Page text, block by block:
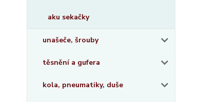
aku sekačky
unašeče, šrouby
těsnění a gufera
kola, pneumatiky, duše